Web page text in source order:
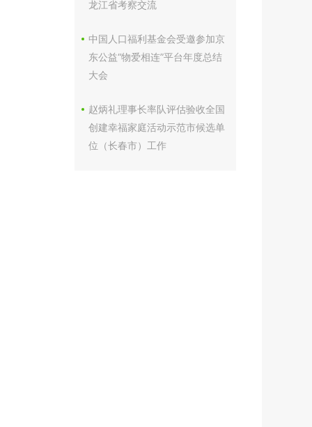
龙江省考察交流
中国人口福利基金会受邀参加京
东公益“物爱相连”平台年度总结
大会
赵炳礼理事长率队评估验收全国
创建幸福家庭活动示范市候选单
位（长春市）工作